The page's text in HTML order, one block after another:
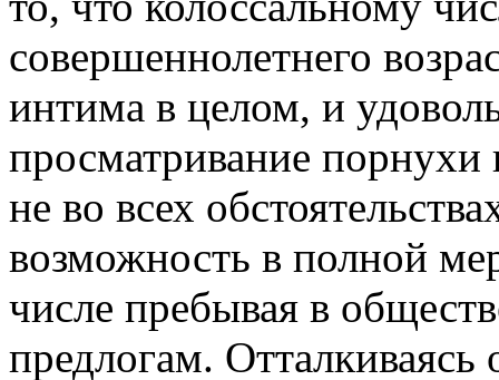
совершеннолетнего
интима в целом, и
просматривание
не во всех
возможность в полной
числе пребывая в
предлогам. Отталкиваясь